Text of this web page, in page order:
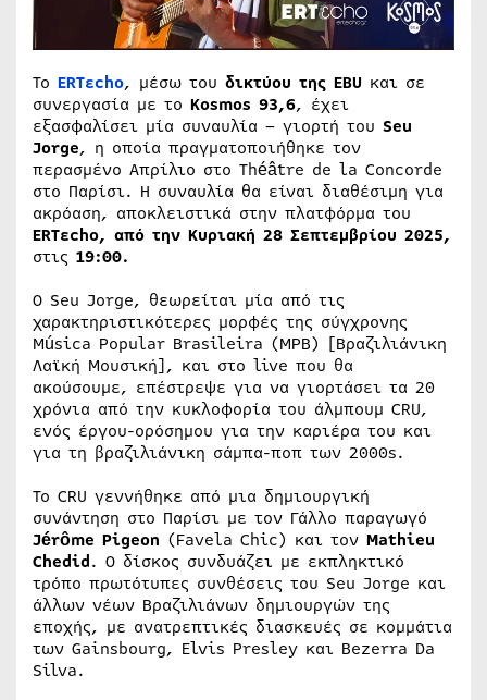
Το ERTεcho, μέσω του δικτύου της EBU και σε
συνεργασία με το Kosmos 93,6, έχει
εξασφαλίσει μία συναυλία – γιορτή του Seu
Jorge, η οποία πραγματοποιήθηκε τον
περασμένο Απρίλιο στο Théâtre de la Concorde
στο Παρίσι. Η συναυλία θα είναι διαθέσιμη για
ακρόαση, αποκλειστικά στην πλατφόρμα του
ERTεcho, από την Κυριακή 28 Σεπτεμβρίου 2025,
στις 19:00.
Ο Seu Jorge, θεωρείται μία από τις
χαρακτηριστικότερες μορφές της σύγχρονης
Música Popular Brasileira (MPB) [Βραζιλιάνικη
Λαϊκή Μουσική], και στο live που θα
ακούσουμε, επέστρεψε για να γιορτάσει τα 20
χρόνια από την κυκλοφορία του άλμπουμ CRU,
ενός έργου-ορόσημου για την καριέρα του και
για τη βραζιλιάνικη σάμπα-ποπ των 2000s.
Το CRU γεννήθηκε από μια δημιουργική
συνάντηση στο Παρίσι με τον Γάλλο παραγωγό
Jérôme Pigeon (Favela Chic) και τον Mathieu
Chedid. Ο δίσκος συνδυάζει με εκπληκτικό
τρόπο πρωτότυπες συνθέσεις του Seu Jorge και
άλλων νέων Βραζιλιάνων δημιουργών της
εποχής, με ανατρεπτικές διασκευές σε κομμάτια
των Gainsbourg, Elvis Presley και Bezerra Da
Silva.